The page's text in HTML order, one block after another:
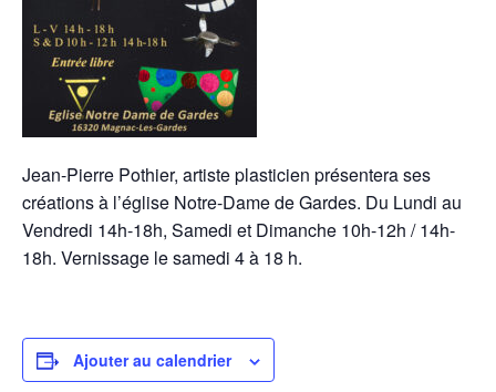
Jean-Pierre Pothier, artiste plasticien présentera ses
créations à l’église Notre-Dame de Gardes. Du Lundi au
Vendredi 14h-18h, Samedi et Dimanche 10h-12h / 14h-
18h. Vernissage le samedi 4 à 18 h.
Ajouter au calendrier